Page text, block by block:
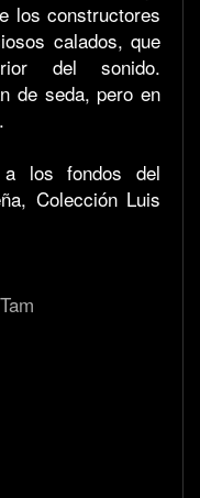
los constructores
calados, que
del sonido.
de seda, pero en
a los fondos del
Colección Luis